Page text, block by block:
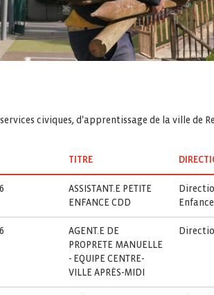
civiques, d'apprentissage de la ville de
TITRE
ASSISTANT.E PETITE
ENFANCE CDD
Enfance
AGENT.E DE
PROPRETE MANUELLE
- EQUIPE CENTRE-
VILLE APRÈS-MIDI